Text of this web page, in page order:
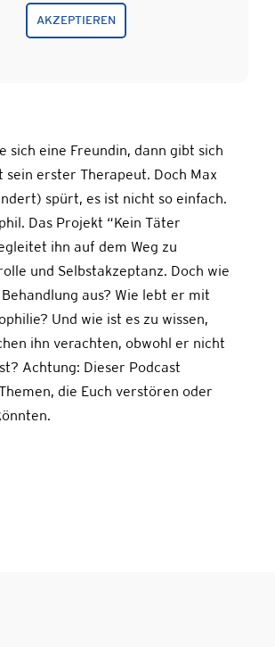
AKZEPTIEREN
sich eine Freundin, dann gibt sich
sein erster Therapeut. Doch Max
spürt, es ist nicht so einfach.
Das Projekt “Kein Täter
ihn auf dem Weg zu
und Selbstakzeptanz. Doch wie
aus? Wie lebt er mit
Und wie ist es zu wissen,
ihn verachten, obwohl er nicht
Achtung: Dieser Podcast
die Euch verstören oder